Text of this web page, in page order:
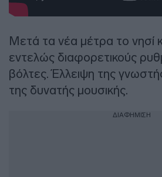
Μετά τα νέα μέτρα το νησί
εντελώς διαφορετικούς
βόλτες. Έλλειψη της
της δυνατής μουσικής.
ΔΙΑΦΗΜΙΣΗ